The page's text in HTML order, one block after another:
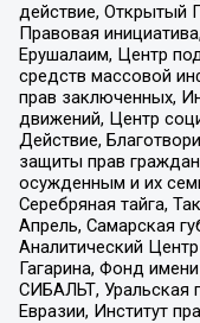
действие, Открытый
Правовая
Ерушалаим, Центр
средств массовой
прав заключенных,
движений, Центр
Действие,
защиты прав
осужденным и их
Серебряная тайга,
Апрель, Самарская
Аналитический
Гагарина, Фонд
СИБАЛЬТ, Уральская
Евразии, Институт